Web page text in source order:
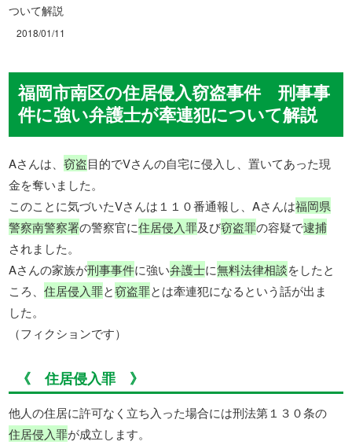
ついて解説
2018/01/11
福岡市南区の住居侵入窃盗事件 刑事事
件に強い弁護士が牽連犯について解説
Aさんは、窃盗目的でVさんの自宅に侵入し、置いてあった現
金を奪いました。
このことに気づいたVさんは１１０番通報し、Aさんは福岡県
警察南警察署の警察官に住居侵入罪及び窃盗罪の容疑で逮捕
されました。
Aさんの家族が刑事事件に強い弁護士に無料法律相談をしたと
ころ、住居侵入罪と窃盗罪とは牽連犯になるという話が出ま
した。
（フィクションです）
《 住居侵入罪 》
他人の住居に許可なく立ち入った場合には刑法第１３０条の
住居侵入罪が成立します。